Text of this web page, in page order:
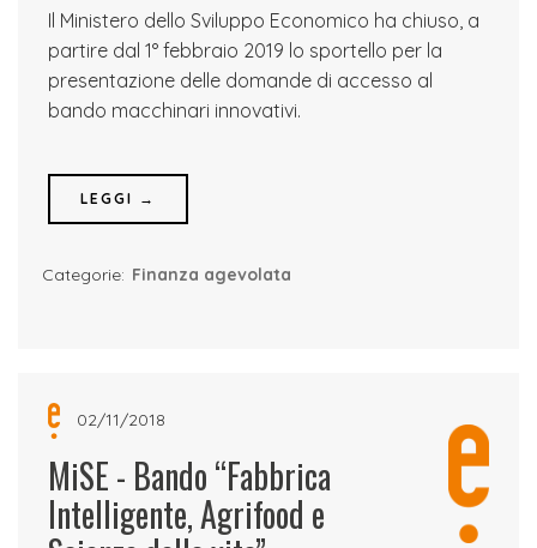
Il Ministero dello Sviluppo Economico ha chiuso, a
partire dal 1° febbraio 2019 lo sportello per la
presentazione delle domande di accesso al
bando macchinari innovativi.
LEGGI →
Categorie: Finanza agevolata
02/11/2018
MiSE - Bando “Fabbrica
Intelligente, Agrifood e